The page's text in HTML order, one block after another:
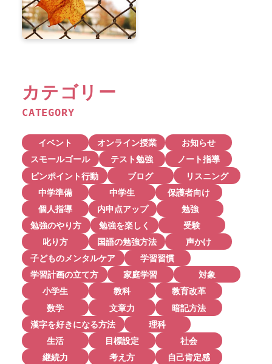
カテゴリー
CATEGORY
イベント オンライン授業
お知らせ
スモールゴール
テスト勉強
ノート指導
ピンポイント行動
ブログ
リスニング
中学準備
中学生
保護者向け
個人指導
内申点アップ
勉強
勉強のやり方
勉強を楽しく
受験
叱り方
国語の勉強方法
声かけ
子どものメンタルケア
学習習慣
学習計画の立て方
家庭学習
対象
小学生
教科
教育改革
数学
文章力
暗記方法
漢字を好きになる方法
理科
生活
目標設定
社会
継続力
考え方
自己肯定感